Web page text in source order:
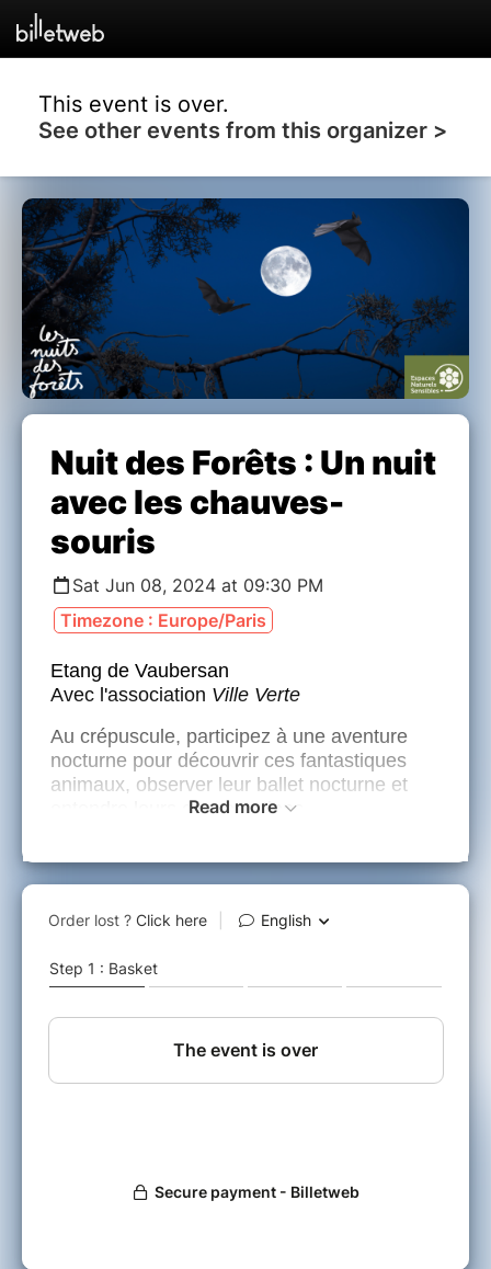
This event is over.
See other events from this organizer >
Nuit des Forêts : Un nuit
avec les chauves-
souris
Sat Jun 08, 2024 at 09:30 PM
Timezone : Europe/Paris
Etang de Vaubersan
Avec l'association Ville Verte
Au crépuscule, participez à une aventure
nocturne pour découvrir ces fantastiques
animaux, observer leur ballet nocturne et
entendre leurs conversations.
Festival Nuits des Forêts, une invitation à
et à rencontrer les femmes et les hommes
ou s’en inspirent…
Du 7 au 16 Juin nous vous invitons à
Sensibles du Département.
Read more